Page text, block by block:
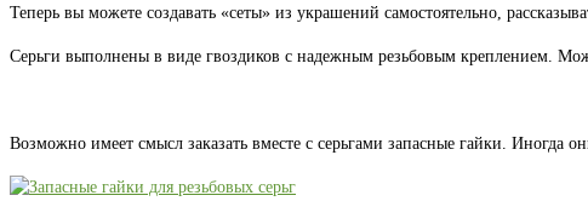
Теперь вы можете создавать «сеты» из украшений самостоятельно,
Серьги выполнены в виде гвоздиков с надежным резьбовым креплением.
Возможно имеет смысл заказать вместе с серьгами запасные гайки. Иногда